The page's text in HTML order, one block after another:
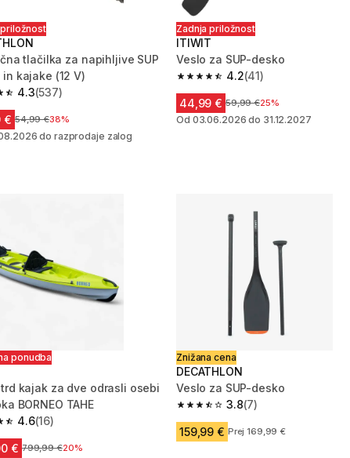
tlačilka za napihljive SUP
kajake (12 V)
4.3
5 zvezdic from 537 ocene
(537)
€ Cena pred znižanjem
54,99 €38%
do razprodaje zalog
Zadnja priložnost
ITIWIT
Veslo za SUP-desko
4.2
4.2 od 5 zvezdic from 41 ocene
(41)
44,99 € Cena pred znižanjem
59,99 €25%
Od 03.06.2026 do 31.12.2027
ponudba
kajak za dve odrasli osebi
BORNEO TAHE
4.6
5 zvezdic from 16 ocene
(16)
€ Cena pred znižanjem
799,99 €20%
Znižana cena
DECATHLON
Veslo za SUP-desko
3.8
3.8 od 5 zvezdic from 7 ocene
(7)
159,99 € Prej 169,99 €